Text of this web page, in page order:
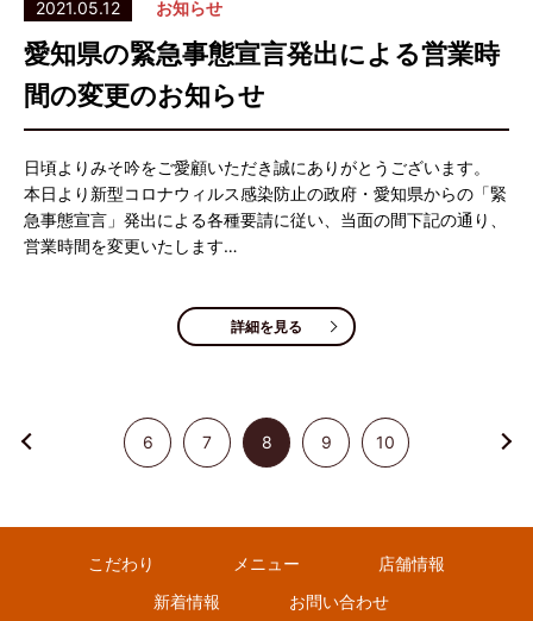
2021.05.12 お知らせ
愛知県の緊急事態宣言発出による営業時
間の変更のお知らせ
日頃よりみそ吟をご愛顧いただき誠にありがとうございます。
本日より新型コロナウィルス感染防止の政府・愛知県からの「緊
急事態宣言」発出による各種要請に従い、当面の間下記の通り、
営業時間を変更いたします…
詳細を見る
6 7 8 9 10
こだわり メニュー
店舗情報
新着情報
お問い合わせ